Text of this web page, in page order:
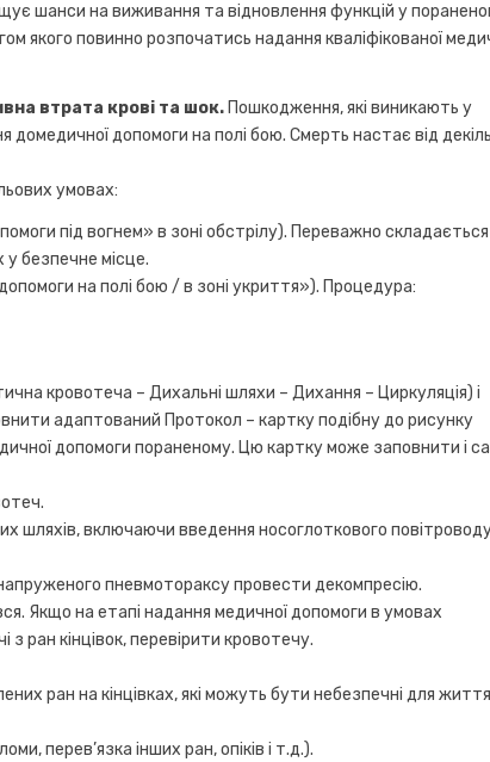
шанси на виживання та відновлення функцій у
якого повинно розпочатись надання кваліфікованої
втрата крові та шок. Пошкодження, які виникають у
допомоги на полі бою. Смерть настає від
умовах:
під вогнем» в зоні обстрілу). Переважно
безпечне місце.
на полі бою / в зоні укриття»). Процедура:
кровотеча – Дихальні шляхи – Дихання – Циркуляція) і
адаптований Протокол – картку подібну до рисунку
допомоги пораненому. Цю картку може заповнити і
шляхів, включаючи введення носоглоткового
пневмотораксу провести декомпресію.
Якщо на етапі надання медичної допомоги в умовах
ран кінцівок, перевірити кровотечу.
ран на кінцівках, які можуть бути небезпечні для
перев’язка інших ран, опіків і т.д.).